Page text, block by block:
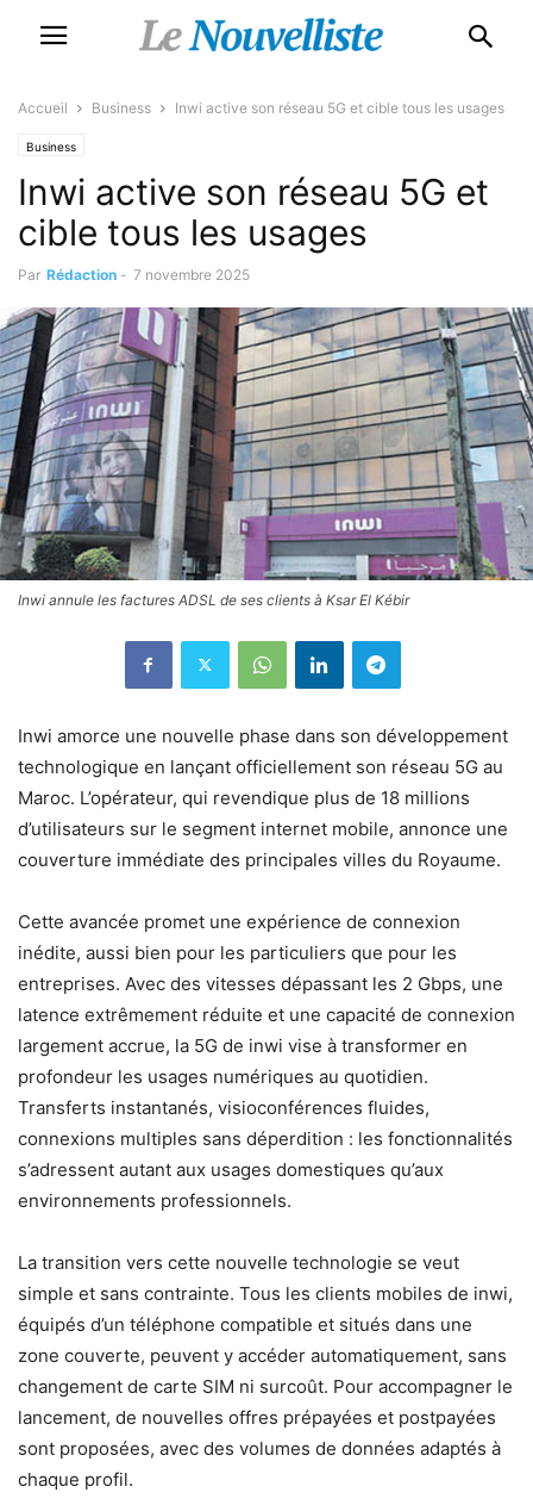
Accueil Business Inwi active son réseau 5G et cible tous les usages
Business
Inwi active son réseau 5G et
cible tous les usages
Par Rédaction - 7 novembre 2025
Inwi annule les factures ADSL de ses clients à Ksar El Kébir
Inwi amorce une nouvelle phase dans son développement
technologique en lançant officiellement son réseau 5G au
Maroc. L’opérateur, qui revendique plus de 18 millions
d’utilisateurs sur le segment internet mobile, annonce une
couverture immédiate des principales villes du Royaume.
Cette avancée promet une expérience de connexion
inédite, aussi bien pour les particuliers que pour les
entreprises. Avec des vitesses dépassant les 2 Gbps, une
latence extrêmement réduite et une capacité de connexion
largement accrue, la 5G de inwi vise à transformer en
profondeur les usages numériques au quotidien.
Transferts instantanés, visioconférences fluides,
connexions multiples sans déperdition : les fonctionnalités
s’adressent autant aux usages domestiques qu’aux
environnements professionnels.
La transition vers cette nouvelle technologie se veut
simple et sans contrainte. Tous les clients mobiles de inwi,
équipés d’un téléphone compatible et situés dans une
zone couverte, peuvent y accéder automatiquement, sans
changement de carte SIM ni surcoût. Pour accompagner le
lancement, de nouvelles offres prépayées et postpayées
sont proposées, avec des volumes de données adaptés à
chaque profil.